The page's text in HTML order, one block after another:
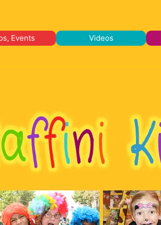
Events Videos